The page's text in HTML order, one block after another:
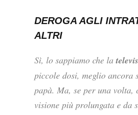
DEROGA AGLI
ALTRI
Sì, lo sappiamo che la
piccole dosi, meglio ancora
papà. Ma, se per una volta,
visione più prolungata e da